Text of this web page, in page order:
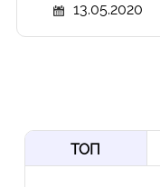
13.05.2020
ТОП